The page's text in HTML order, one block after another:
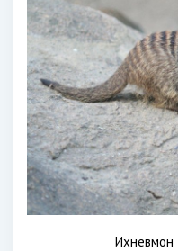
Ихневмон